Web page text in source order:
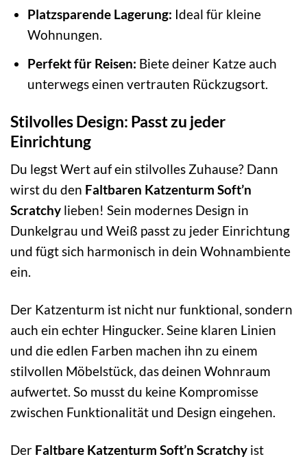
Platzsparende Lagerung: Ideal für kleine
Wohnungen.
Perfekt für Reisen: Biete deiner Katze auch
unterwegs einen vertrauten Rückzugsort.
Stilvolles Design: Passt zu jeder
Einrichtung
Du legst Wert auf ein stilvolles Zuhause? Dann
wirst du den Faltbaren Katzenturm Soft’n
Scratchy lieben! Sein modernes Design in
Dunkelgrau und Weiß passt zu jeder Einrichtung
und fügt sich harmonisch in dein Wohnambiente
ein.
Der Katzenturm ist nicht nur funktional, sondern
auch ein echter Hingucker. Seine klaren Linien
und die edlen Farben machen ihn zu einem
stilvollen Möbelstück, das deinen Wohnraum
aufwertet. So musst du keine Kompromisse
zwischen Funktionalität und Design eingehen.
Der Faltbare Katzenturm Soft’n Scratchy ist